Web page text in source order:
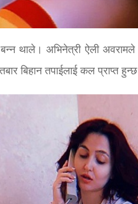
थाले। अभिनेत्री ऐली
बिहान तपाईलाई कल प्राप्त